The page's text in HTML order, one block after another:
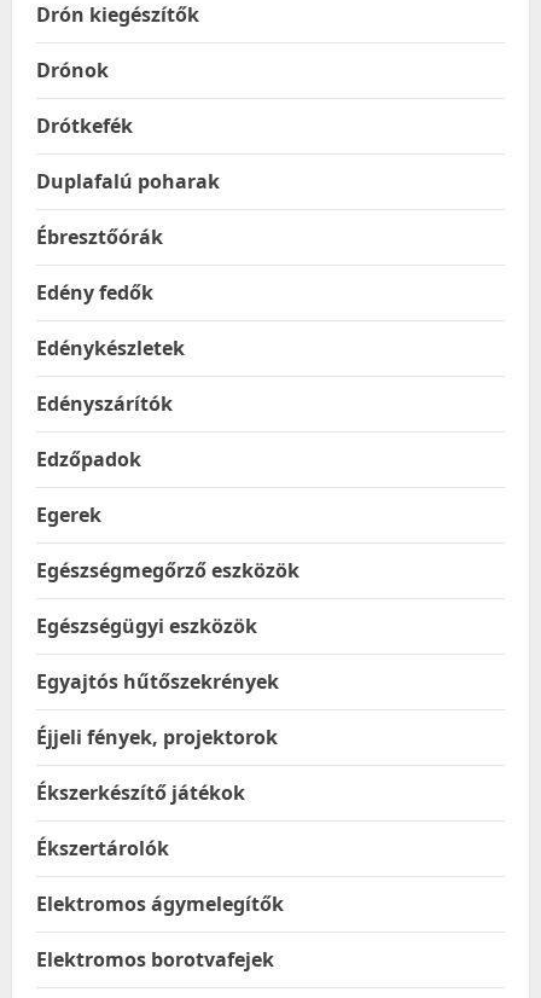
Drón kiegészítők
Drónok
Drótkefék
Duplafalú poharak
Ébresztőórák
Edény fedők
Edénykészletek
Edényszárítók
Edzőpadok
Egerek
Egészségmegőrző eszközök
Egészségügyi eszközök
Egyajtós hűtőszekrények
Éjjeli fények, projektorok
Ékszerkészítő játékok
Ékszertárolók
Elektromos ágymelegítők
Elektromos borotvafejek